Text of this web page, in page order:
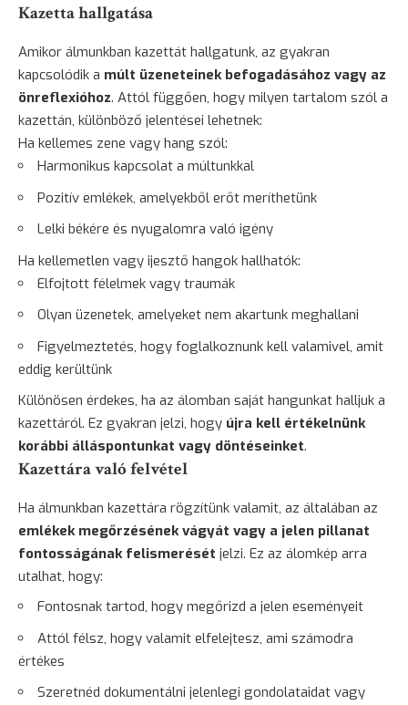
Kazetta hallgatása
Amikor álmunkban kazettát hallgatunk, az gyakran
kapcsolódik a múlt üzeneteinek befogadásához vagy az
önreflexióhoz. Attól függően, hogy milyen tartalom szól a
kazettán, különböző jelentései lehetnek:
Ha kellemes zene vagy hang szól:
Harmonikus kapcsolat a múltunkkal
Pozitív emlékek, amelyekből erőt meríthetünk
Lelki békére és nyugalomra való igény
Ha kellemetlen vagy ijesztő hangok hallhatók:
Elfojtott félelmek vagy traumák
Olyan üzenetek, amelyeket nem akartunk meghallani
Figyelmeztetés, hogy foglalkoznunk kell valamivel, amit
eddig kerültünk
Különösen érdekes, ha az álomban saját hangunkat halljuk a
kazettáról. Ez gyakran jelzi, hogy újra kell értékelnünk
korábbi álláspontunkat vagy döntéseinket.
Kazettára való felvétel
Ha álmunkban kazettára rögzítünk valamit, az általában az
emlékek megőrzésének vágyát vagy a jelen pillanat
fontosságának felismerését jelzi. Ez az álomkép arra
utalhat, hogy:
Fontosnak tartod, hogy megőrizd a jelen eseményeit
Attól félsz, hogy valamit elfelejtesz, ami számodra
értékes
Szeretnéd dokumentálni jelenlegi gondolataidat vagy